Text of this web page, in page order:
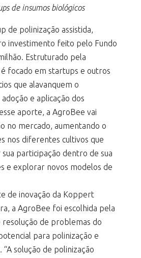
de insumos biológicos
de polinização assistida,
investimento feito pelo Fundo
Estruturado pela
focado em startups e outros
que alavanquem o
e aplicação dos
aporte, a AgroBee vai
no mercado, aumentando o
nos diferentes cultivos que
participação dentro de sua
e explorar novos modelos de
de inovação da Koppert
a AgroBee foi escolhida pela
resolução de problemas do
para polinização e
“A solução de polinização